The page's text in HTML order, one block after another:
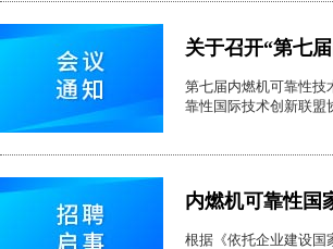
关于召开“第七
第七届内燃机可靠性技
靠性国际技术创新联盟
内燃机可靠性国
根据《依托企业建设国